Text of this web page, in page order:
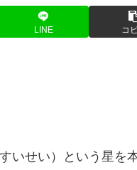
LINE コ
いせい）という星を